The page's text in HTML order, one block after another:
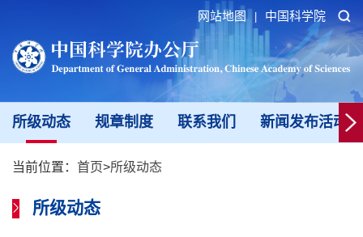
网站地图 中国科学院
所级动态 规章制度 联系我们 新闻发布活动
当前位置： 首页>所级动态
所级动态